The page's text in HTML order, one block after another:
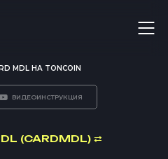
MDL НА TONCOIN
ВИДЕОИНСТРУКЦИЯ
(CARDMDL) ⇄